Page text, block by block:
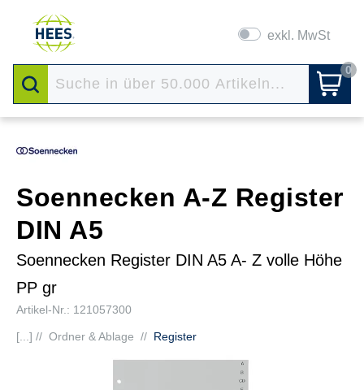
exkl. MwSt
0
Soennecken A-Z Register
DIN A5
Soennecken Register DIN A5 A- Z volle Höhe
PP gr
Artikel-Nr.: 121057300
[...] // Ordner & Ablage // Register